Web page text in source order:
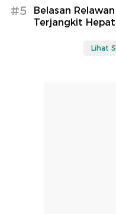
#5
Belasan
Terjangkit
Lihat